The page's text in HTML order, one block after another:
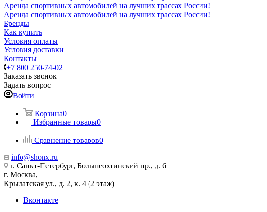
Аренда спортивных автомобилей на лучших трассах России!
Аренда спортивных автомобилей на лучших трассах России!
Бренды
Как купить
Условия оплаты
Условия доставки
Контакты
+7 800 250-74-02
Заказать звонок
Задать вопрос
Войти
Корзина0
Избранные товары0
Сравнение товаров0
info@shonx.ru
г. Санкт-Петербург, Большеохтинский пр., д. 6
г. Москва,
Крылатская ул., д. 2, к. 4 (2 этаж)
Вконтакте